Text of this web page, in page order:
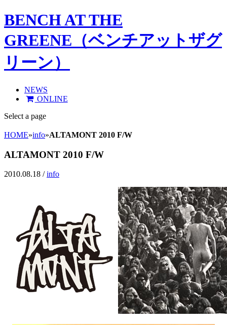
BENCH AT THE
GREENE（ベンチアットザグ
リーン）
NEWS
ONLINE
Select a page
HOME»info»ALTAMONT 2010 F/W
ALTAMONT 2010 F/W
2010.08.18 /info